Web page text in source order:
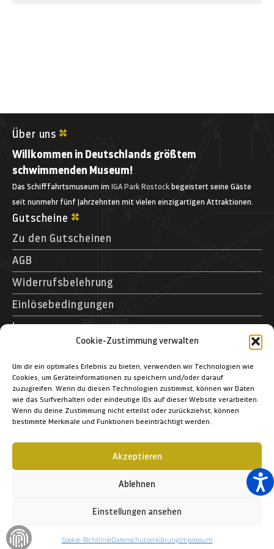
Cookie-Zustimmung verwalten
Um dir ein optimales Erlebnis zu bieten, verwenden wir Technologien wie
Cookies, um Geräteinformationen zu speichern und/oder darauf
zuzugreifen. Wenn du diesen Technologien zustimmst, können wir Daten
wie das Surfverhalten oder eindeutige IDs auf dieser Website verarbeiten.
Wenn du deine Zustimmung nicht erteilst oder zurückziehst, können
bestimmte Merkmale und Funktionen beeinträchtigt werden.
Akzeptieren
Ablehnen
Einstellungen ansehen
Cookie-RichtlinieDatenschutzerklärungImpressum
Über uns
Willkommen in Deutschlands größtem
schwimmenden Museum!
Das Schifffahrtsmuseum im IGA Park Rostock begeistert seine Gäste
seit nunmehr fünf Jahrzehnten mit vielen einzigartigen Attraktionen.
Gutscheine
Zu den Gutscheinen
AGB
Widerrufsbelehrung
Einlösebedingungen
Impressum
Museumspark Rostock GmbH
Schifffahrtsmuseum Rostock
Schmarl-Dorf 40
D – 18106 Rostock
+49 (03 81) 12 83 1-366
info@schifffahrtsmuseum-rostock.de
© 2023 Museumspark Rostock GmbH